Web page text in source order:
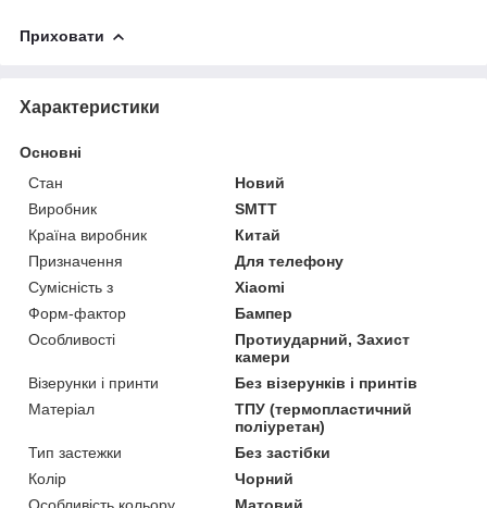
Приховати
Характеристики
Основні
Стан
Новий
Виробник
SMTT
Країна виробник
Китай
Призначення
Для телефону
Сумісність з
Xiaomi
Форм-фактор
Бампер
Особливості
Протиударний, Захист
камери
Візерунки і принти
Без візерунків і принтів
Матеріал
ТПУ (термопластичний
поліуретан)
Тип застежки
Без застібки
Колір
Чорний
Особливість кольору
Матовий